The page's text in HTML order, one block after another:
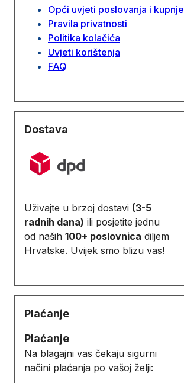
Opći uvjeti poslovanja i kupnje
Pravila privatnosti
Politika kolačića
Uvjeti korištenja
FAQ
Dostava
Uživajte u brzoj dostavi (3-5
radnih dana) ili posjetite jednu
od naših 100+ poslovnica diljem
Hrvatske. Uvijek smo blizu vas!
Plaćanje
Plaćanje
Na blagajni vas čekaju sigurni
načini plaćanja po vašoj želji: